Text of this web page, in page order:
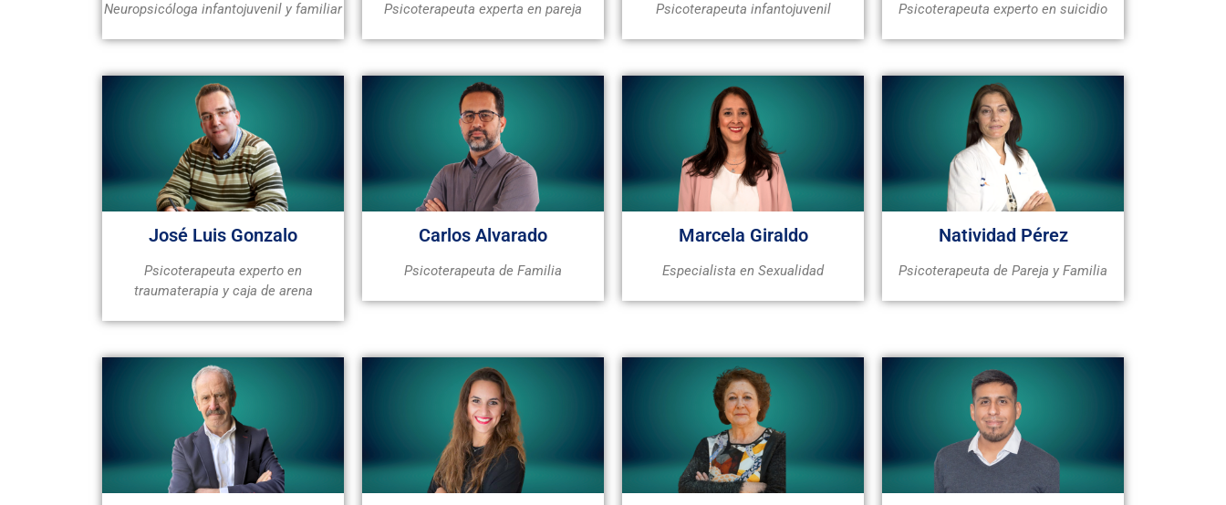
Neuropsicóloga infantojuvenil y familiar Psicoterapeuta experta en pareja Psicoterapeuta infantojuvenil Psicoterapeuta experto en suicidio
José Luis Gonzalo
Psicoterapeuta experto en
traumaterapia y caja de arena
Carlos Alvarado
Psicoterapeuta de Familia
Marcela Giraldo
Especialista en Sexualidad
Natividad Pérez
Psicoterapeuta de Pareja y Familia